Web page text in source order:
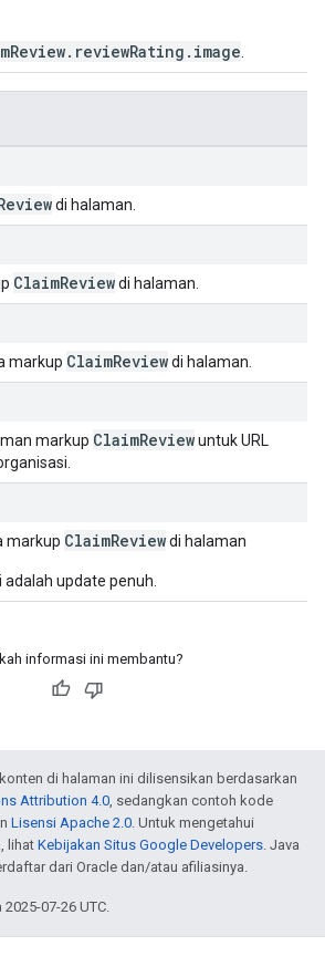
di halaman.
ClaimReviewdi halaman.
markup ClaimReviewdi halaman.
markup ClaimReviewuntuk URL
markup ClaimReviewdi halaman
update penuh.
informasi ini membantu?
di halaman ini dilisensikan berdasarkan
Attribution 4.0, sedangkan contoh kode
Lisensi Apache 2.0. Untuk mengetahui
lihat Kebijakan Situs Google Developers. Java
dari Oracle dan/atau afiliasinya.
07-26 UTC.